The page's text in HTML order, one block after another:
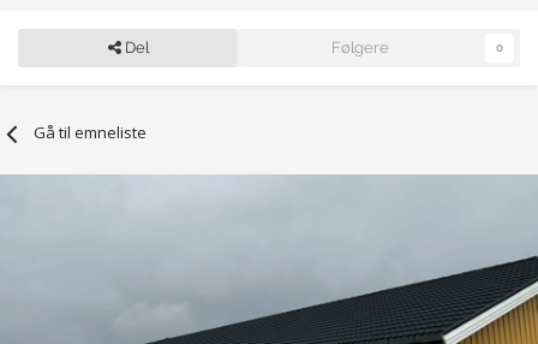
Del Følgere 0
Gå til emneliste